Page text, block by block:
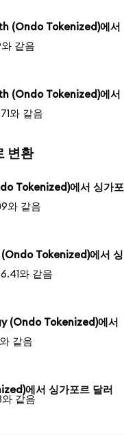
(Ondo Tokenized)에서
같음
(Ondo Tokenized)에서
와 같음
변환
Tokenized)에서 싱가포
와 같음
Tokenized)에서 싱
와 같음
(Ondo Tokenized)에서
같음
에서 싱가포르 달러
와 같음